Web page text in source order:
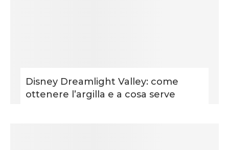
Disney Dreamlight Valley: come
ottenere l’argilla e a cosa serve